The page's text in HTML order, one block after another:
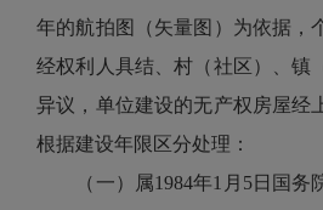
年的航拍图（矢量图）为依据，
经权利人具结、村（社区）、镇
异议，单位建设的无产权房屋经
根据建设年限区分处理：
（一）属1984年1月5日国务